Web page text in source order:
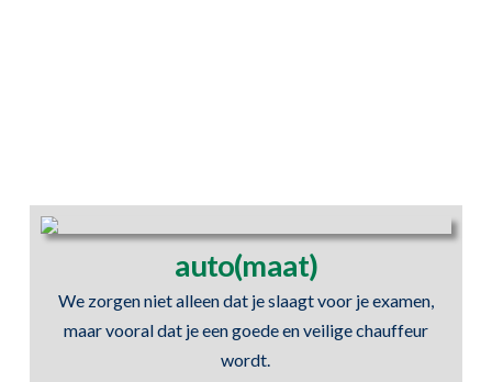
auto(maat)
We zorgen niet alleen dat je slaagt voor je examen,
maar vooral dat je een goede en veilige chauffeur
wordt.